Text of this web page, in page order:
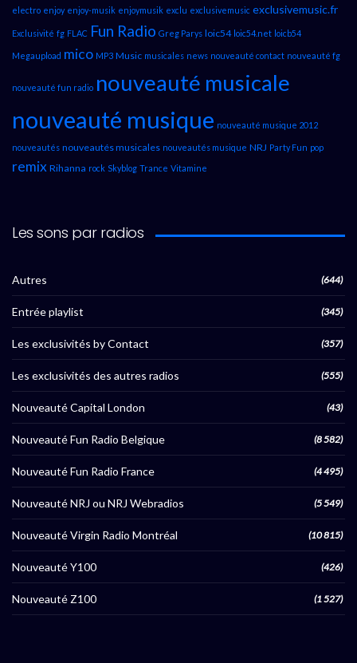
electro enjoy enjoy-musik enjoymusik exclu exclusivemusic exclusivemusic.fr
Exclusivité fg FLAC Fun Radio Greg Parys loic54 loic54.net loicb54
Megaupload mico MP3 Music musicales news nouveauté contact nouveauté fg
nouveauté fun radio nouveauté musicale
nouveauté musique nouveauté musique 2012
nouveautés nouveautés musicales nouveautés musique NRJ Party Fun pop
remix Rihanna rock Skyblog Trance Vitamine
Les sons par radios
Autres (644)
Entrée playlist (345)
Les exclusivités by Contact (357)
Les exclusivités des autres radios (555)
Nouveauté Capital London (43)
Nouveauté Fun Radio Belgique (8 582)
Nouveauté Fun Radio France (4 495)
Nouveauté NRJ ou NRJ Webradios (5 549)
Nouveauté Virgin Radio Montréal (10 815)
Nouveauté Y100 (426)
Nouveauté Z100 (1 527)